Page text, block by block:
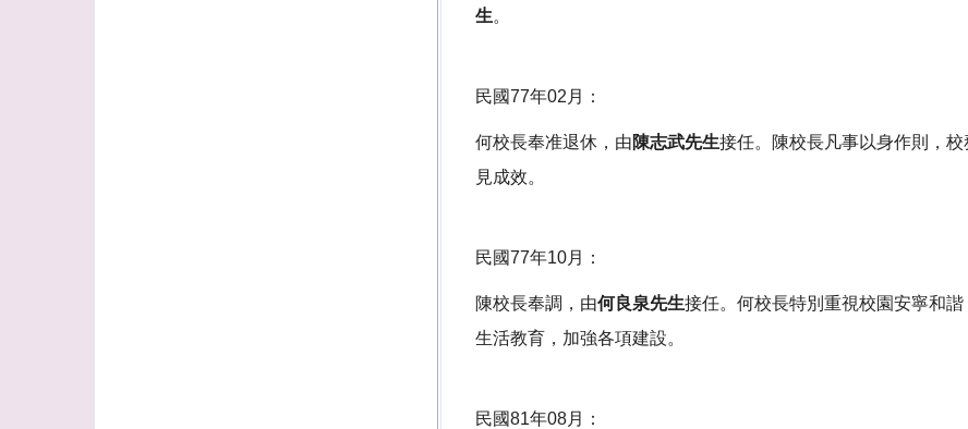
生。
民國77年02月：
何校長奉准退休，由陳志武先生接任。陳校長凡事以身作則，
見成效。
民國77年10月：
陳校長奉調，由何良泉先生接任。何校長特別重視校園安寧和
生活教育，加強各項建設。
民國81年08月：